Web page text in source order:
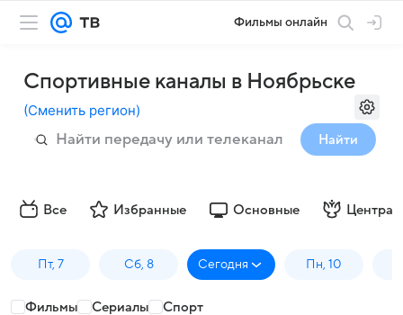
Фильмы онлайн
Спортивные каналы в Ноябрьске
(Сменить регион)
Найти
Все Избранные Основные
Пт, 7 Сб, 8 Сегодня Пн, 10
Фильмы Сериалы Спорт